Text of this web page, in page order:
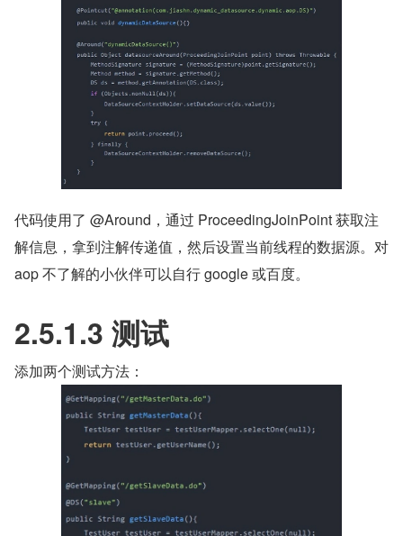
代码使用了 @Around，通过 ProceedingJoinPoint 获取注
解信息，拿到注解传递值，然后设置当前线程的数据源。对
aop 不了解的小伙伴可以自行 google 或百度。
2.5.1.3 测试
添加两个测试方法：